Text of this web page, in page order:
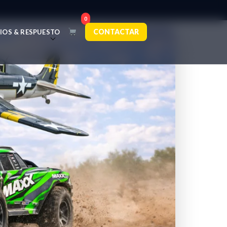
& RESPUESTO
0
CONTACTAR